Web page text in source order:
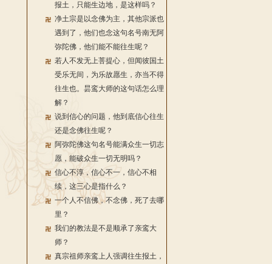
报土，只能生边地，是这样吗？
净土宗是以念佛为主，其他宗派也
遇到了，他们也念这句名号南无阿
弥陀佛，他们能不能往生呢？
若人不发无上菩提心，但闻彼国土
受乐无间，为乐故愿生，亦当不得
往生也。昙鸾大师的这句话怎么理
解？
说到信心的问题，他到底信心往生
还是念佛往生呢？
阿弥陀佛这句名号能满众生一切志
愿，能破众生一切无明吗？
信心不淳，信心不一，信心不相
续，这三心是指什么？
一个人不信佛，不念佛，死了去哪
里？
我们的教法是不是顺承了亲鸾大
师？
真宗祖师亲鸾上人强调往生报土，